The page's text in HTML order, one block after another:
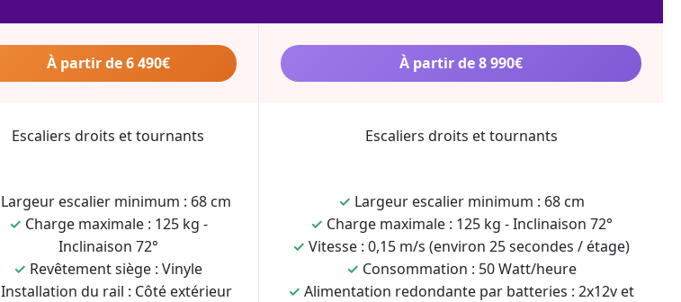
À partir de 6 490€ À partir de 8 990€
Escaliers droits et tournants Escaliers droits et tournants
Largeur escalier minimum : 68 cm
✓ Charge maximale : 125 kg -
Inclinaison 72°
✓ Revêtement siège : Vinyle
Installation du rail : Côté extérieur
✓ Largeur escalier minimum : 68 cm
✓ Charge maximale : 125 kg - Inclinaison 72°
✓ Vitesse : 0,15 m/s (environ 25 secondes / étage)
✓ Consommation : 50 Watt/heure
✓ Alimentation redondante par batteries : 2x12v et